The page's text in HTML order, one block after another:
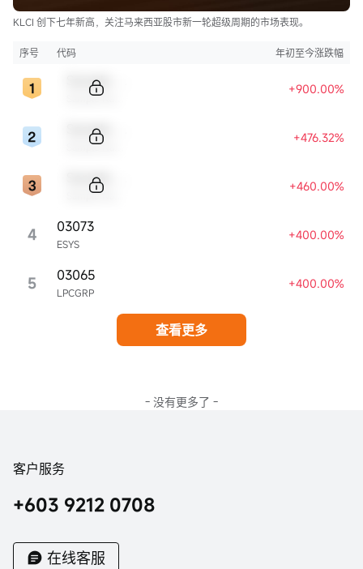
KLCI 创下七年新高，关注马来西亚股市新一轮超级周期的市场表现。
序号 代码 年初至今涨跌幅
+900.00%
+476.32%
+460.00%
4 ESYS
03073 +400.00%
5 LPCGRP
03065 +400.00%
查看更多
- 没有更多了 -
客户服务
+603 9212 0708
在线客服